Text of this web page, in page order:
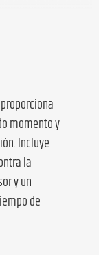
momento y
Incluye
la
y un
de